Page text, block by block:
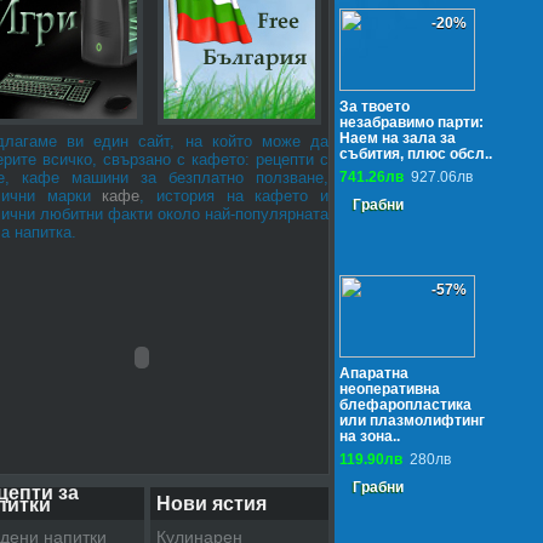
-20%
За твоето
незабравимо парти:
Наем на зала за
събития, плюс обсл..
741.26лв 927.06лв
Грабни
-57%
Апаратна
неоперативна
блефаропластика
или плазмолифтинг
на зона..
119.90лв 280лв
Грабни
ви един сайт, на който може да
всичко, свързано с кафето: рецепти с
кафе машини за безплатно ползване,
марки кафе, история на кафето и
любитни факти около най-популярната
напитка.
Нови ястия
Кулинарен
за
напитки